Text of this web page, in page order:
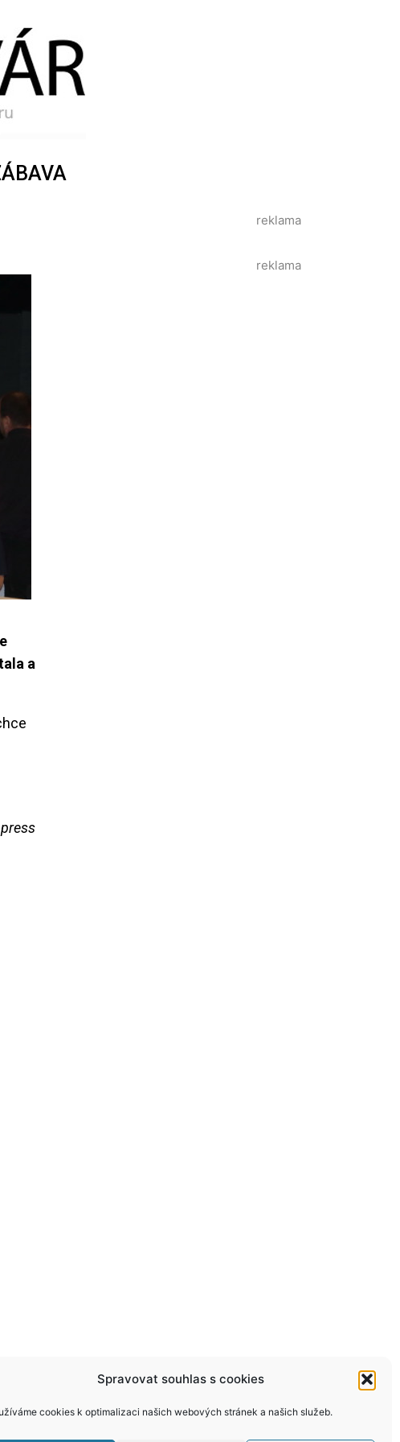
Spravovat souhlas s cookies
cookies k optimalizaci našich webových stránek a našich služeb.
a
reklama
reklama